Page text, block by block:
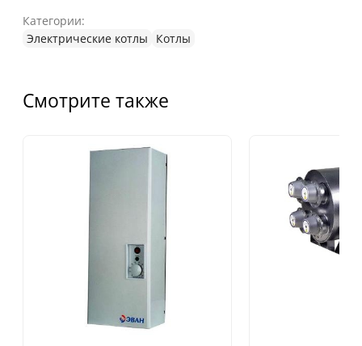
Категории:
Электрические котлы
Котлы
Смотрите также